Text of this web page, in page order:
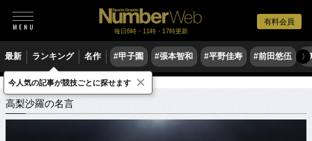
有料会員
毎日6時・11時・17時更新
最新 ランキング 名作 #甲子園 #張本智和 #平野佳寿 #前田悠伍 〉
スポーツ名言集 タ 高梨沙羅の名言
高梨沙羅の名言
今人気の記事が競技ごとに探せます ×